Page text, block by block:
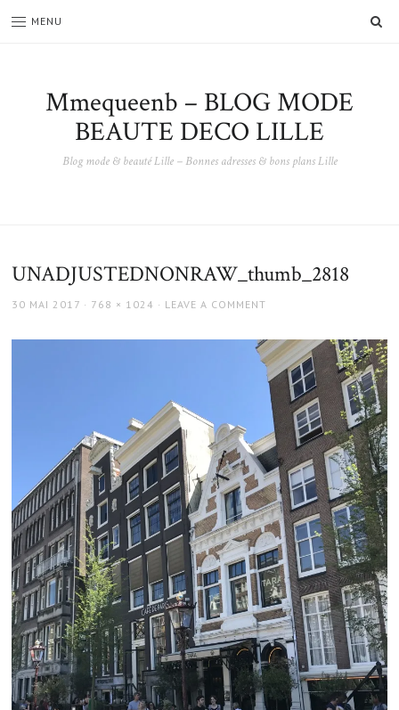
MENU
Mmequeenb – BLOG MODE
BEAUTE DECO LILLE
Blog mode & beauté Lille – Bonnes adresses & bons plans Lille
UNADJUSTEDNONRAW_thumb_2818
POSTED
30 MAI 2017
FULL
768 × 1024 LEAVE A COMMENT